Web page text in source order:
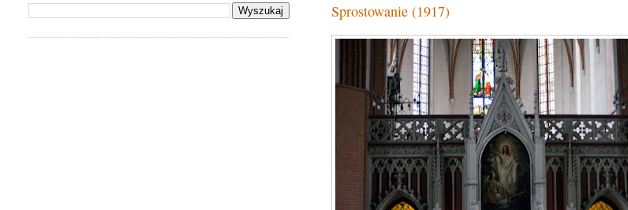
Sprostowanie (1917)